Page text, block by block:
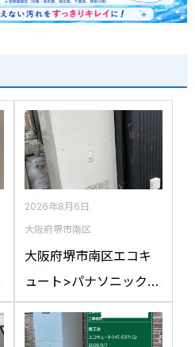
2026年8月6日
大阪府堺市南区
大阪府堺市南区エコキ
ュート>パナソニック交
換工事施工事例：パナ
ソニックHE-